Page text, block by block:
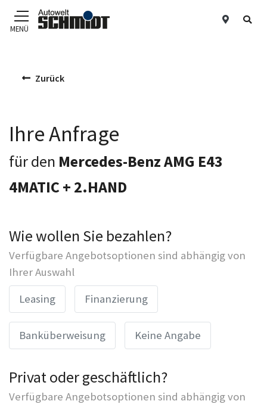
MENÜ
Zurück
Ihre Anfrage
für den Mercedes-Benz AMG E43
4MATIC + 2.HAND
Wie wollen Sie bezahlen?
Verfügbare Angebotsoptionen sind abhängig von
Ihrer Auswahl
Leasing
Finanzierung
Banküberweisung Keine Angabe
Privat oder geschäftlich?
Verfügbare Angebotsoptionen sind abhängig von